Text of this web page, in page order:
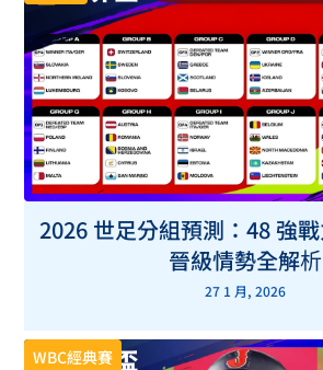
2026 世足分組預測：48 強
晉級情勢全解析
27 1 月, 2026
WBC經典賽